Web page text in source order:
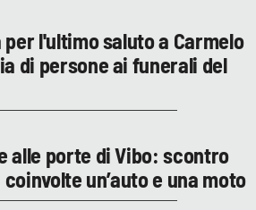
l'ultimo saluto a Carmelo
di persone ai funerali del
alle porte di Vibo: scontro
un’auto e una moto